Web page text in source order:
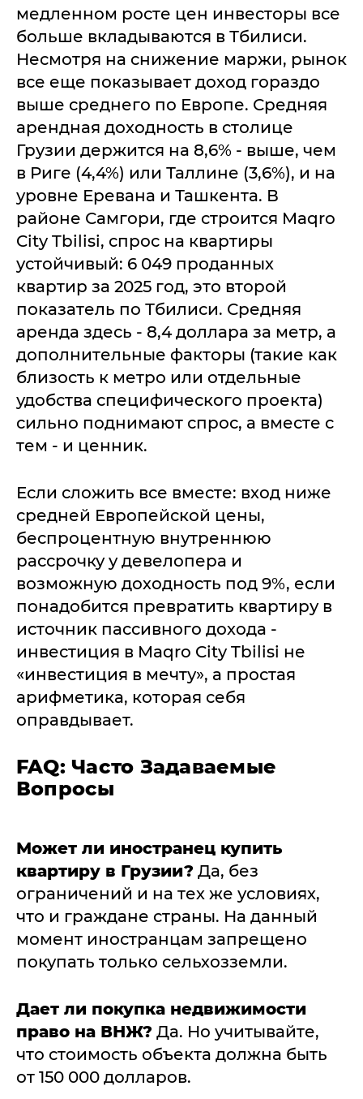
медленном росте цен инвесторы все
больше вкладываются в Тбилиси.
Несмотря на снижение маржи, рынок
все еще показывает доход гораздо
выше среднего по Европе. Средняя
арендная доходность в столице
Грузии держится на 8,6% - выше, чем
в Риге (4,4%) или Таллине (3,6%), и на
уровне Еревана и Ташкента. В
районе Самгори, где строится Maqro
City Tbilisi, спрос на квартиры
устойчивый: 6 049 проданных
квартир за 2025 год, это второй
показатель по Тбилиси. Средняя
аренда здесь - 8,4 доллара за метр, а
дополнительные факторы (такие как
близость к метро или отдельные
удобства специфического проекта)
сильно поднимают спрос, а вместе с
тем - и ценник.
Если сложить все вместе: вход ниже
средней Европейской цены,
беспроцентную внутреннюю
рассрочку у девелопера и
возможную доходность под 9%, если
понадобится превратить квартиру в
источник пассивного дохода -
инвестиция в Maqro City Tbilisi не
«инвестиция в мечту», а простая
арифметика, которая себя
оправдывает.
FAQ: Часто Задаваемые
Вопросы
Может ли иностранец купить
квартиру в Грузии? Да, без
ограничений и на тех же условиях,
что и граждане страны. На данный
момент иностранцам запрещено
покупать только сельхозземли.
Дает ли покупка недвижимости
право на ВНЖ? Да. Но учитывайте,
что стоимость объекта должна быть
от 150 000 долларов.